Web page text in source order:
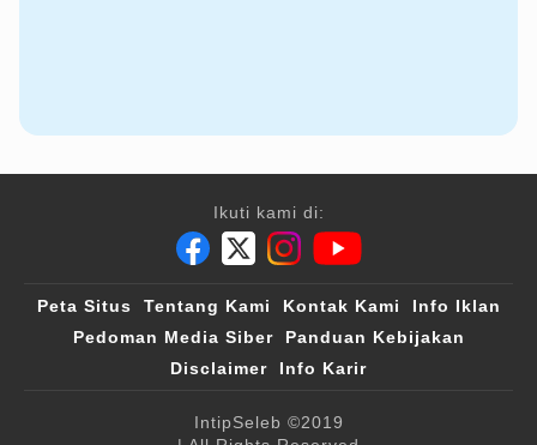
Ikuti kami di:
Peta Situs Tentang Kami Kontak Kami
Info Iklan
Pedoman Media Siber
Panduan Kebijakan
Disclaimer
Info Karir
IntipSeleb ©2019